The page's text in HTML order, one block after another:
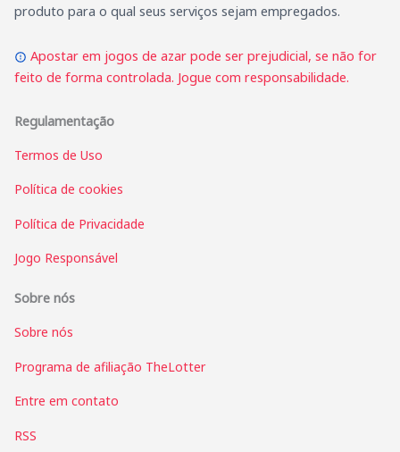
produto para o qual seus serviços sejam empregados.
Apostar em jogos de azar pode ser prejudicial, se não for
feito de forma controlada. Jogue com responsabilidade.
Regulamentação
Termos de Uso
Política de cookies
Política de Privacidade
Jogo Responsável
Sobre nós
Sobre nós
Programa de afiliação TheLotter
Entre em contato
RSS